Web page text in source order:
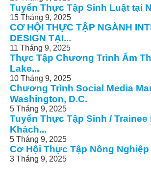
Tuyển Thực Tập Sinh Luật tại
15 Tháng 9, 2025
CƠ HỘI THỰC TẬP NGÀNH
DESIGN TẠI...
11 Tháng 9, 2025
Thực Tập Chương Trình Ẩm
Lake...
10 Tháng 9, 2025
Chương Trình Social Media
Washington, D.C.
5 Tháng 9, 2025
Tuyển Thực Tập Sinh / Trainee
Khách...
5 Tháng 9, 2025
Cơ Hội Thực Tập Nông Nghiệp
3 Tháng 9, 2025